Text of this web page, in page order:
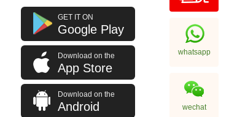
J Collection JCOLLECTION
天然鑽飾 RING W/DIAMOND 70
RDDI 0.63 CT18KW 4.45 GM
(CZ)
7,114.00
GET IT ON
Google Play
Download on the
App Store
Download on the
Android
whatsapp
wechat